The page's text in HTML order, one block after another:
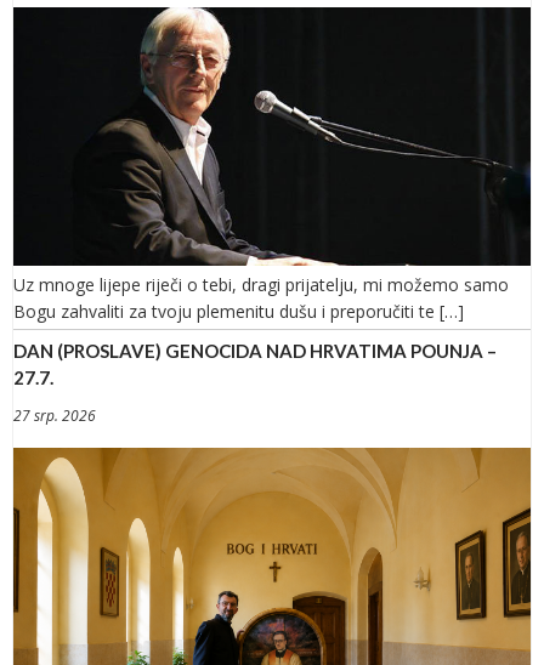
Uz mnoge lijepe riječi o tebi, dragi prijatelju, mi možemo samo
Bogu zahvaliti za tvoju plemenitu dušu i preporučiti te […]
DAN (PROSLAVE) GENOCIDA NAD HRVATIMA POUNJA –
27.7.
27 srp. 2026